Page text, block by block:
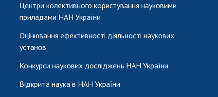
Центри колективного користування науковими
приладами НАН України
Оцінювання ефективності діяльності наукових
установ
Конкурси наукових досліджень НАН України
Відкрита наука в НАН України